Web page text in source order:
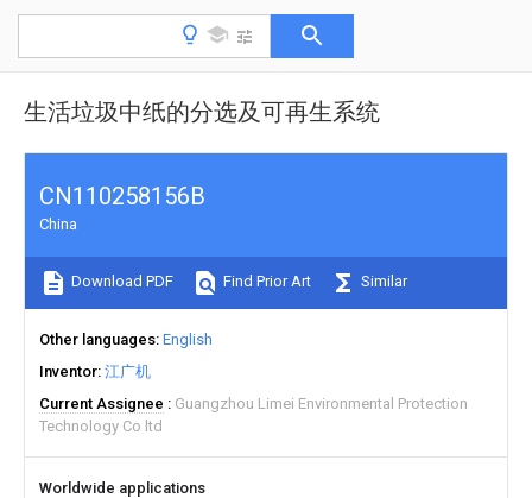
生活垃圾中纸的分选及可再生系统
CN110258156B
China
Download PDF Find Prior Art Similar
Other languages English
Inventor 江广机
Current Assignee
Guangzhou Limei Environmental Protection
Technology Co ltd
Worldwide applications